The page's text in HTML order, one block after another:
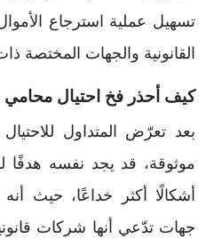
تسهيل عملية استرجاع
القانونية والجهات المختصة
كيف أحذر فخ احتيال محامي
بعد تعرّض المتداول
موثوقة، قد يجد نفسه هدفًا
أشكالًا أكثر خداعًا، حيث
جهات تدّعي أنها شركات